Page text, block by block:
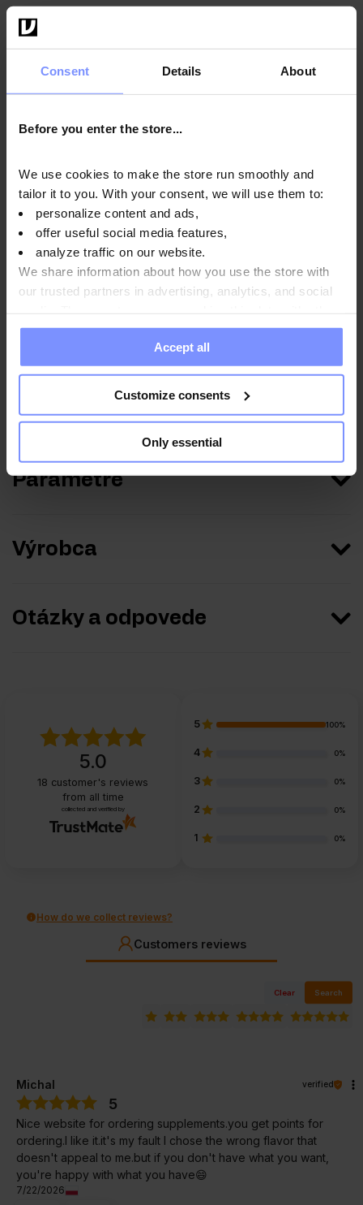
Consent Details About
Before you enter the store...
We use cookies to make the store run smoothly and
tailor it to you. With your consent, we will use them to:
personalize content and ads,
offer useful social media features,
analyze traffic on our website.
We share information about how you use the store with
our trusted partners in advertising, analytics, and social
information you have provided to them or that they have
collected when you use their services. Do you agree?
Accept all
Customize consents
Only essential
OstroVit 100% Whey Protein - Test obsahu bielkovín
OstroVit 100% Whey Protein - Mikrobiologický test
OstroVit 100% Whey Protein - Testovanie obsahu
ťažkých kovov 24.02.2026
OstroVit 100% Whey Protein - Testovanie obsahu
ťažkých kovov 08.05.2024
Návod na použitie
Výživové informácie
Parametre
Výrobca
Otázky a odpovede
5.0
18 customer's reviews
from all time
collected and verified by
5 100%
4 0%
3 0%
2 0%
1 0%
How do we collect reviews?
Customers reviews
Clear Search
Michal verified
5
Nice website for ordering supplements.you get points for
ordering.I like it.it's my fault I chose the wrong flavor that
doesn't appeal to me.but if you don't have what you want,
you're happy with what you have😄
7/22/2026